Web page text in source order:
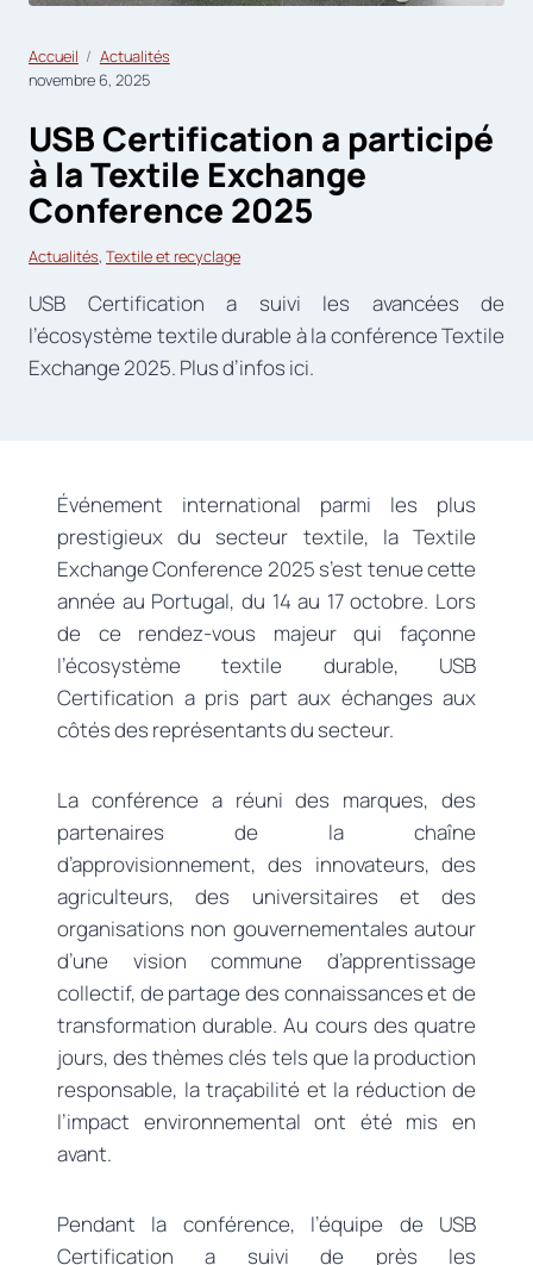
Accueil
Actualités
novembre 6, 2025
USB Certification a participé
à la Textile Exchange
Conference 2025
Actualités, Textile et recyclage
USB Certification a suivi les avancées de
l’écosystème textile durable à la conférence Textile
Exchange 2025. Plus d’infos ici.
Événement international parmi les plus
prestigieux du secteur textile, la Textile
Exchange Conference 2025 s’est tenue cette
année au Portugal, du 14 au 17 octobre. Lors
de ce rendez-vous majeur qui façonne
l’écosystème textile durable, USB
Certification a pris part aux échanges aux
côtés des représentants du secteur.
La conférence a réuni des marques, des
partenaires de la chaîne
d’approvisionnement, des innovateurs, des
agriculteurs, des universitaires et des
organisations non gouvernementales autour
d’une vision commune d’apprentissage
collectif, de partage des connaissances et de
transformation durable. Au cours des quatre
jours, des thèmes clés tels que la production
responsable, la traçabilité et la réduction de
l’impact environnemental ont été mis en
avant.
Pendant la conférence, l’équipe de USB
Certification a suivi de près les